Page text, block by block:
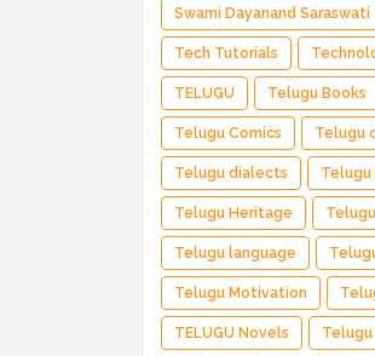
Swami Dayanand Saraswati
Tech Tutorials
TELUGU Telugu Books
Telugu Comics Telugu
Telugu dialects Telugu
Telugu Heritage
Telugu language
Telugu Motivation
TELUGU Novels